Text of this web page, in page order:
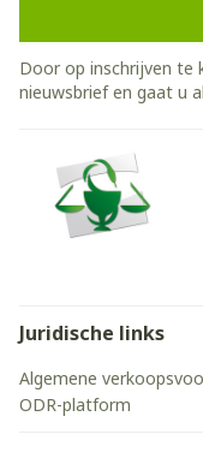
Door op inschrijven te
nieuwsbrief en gaat u
Juridische links
Algemene
ODR-platform